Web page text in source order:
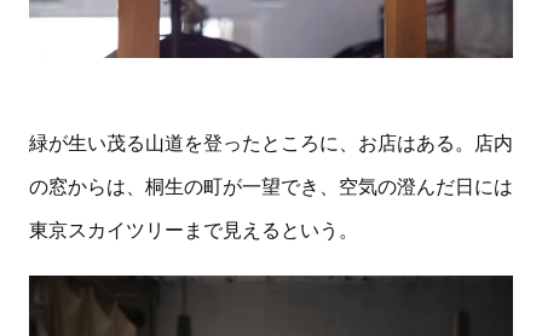
緑が生い茂る山道を登ったところに、お店はある。店内
の窓からは、桐生の町が一望でき、空気の澄んだ日には
東京スカイツリーまで見えるという。